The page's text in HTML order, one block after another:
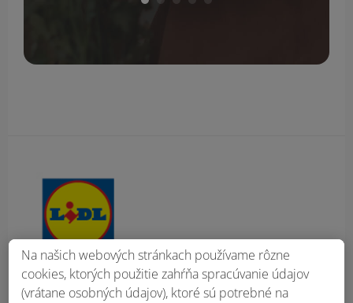
Na našich webových stránkach používame rôzne
cookies, ktorých použitie zahŕňa spracúvanie údajov
(vrátane osobných údajov), ktoré sú potrebné na